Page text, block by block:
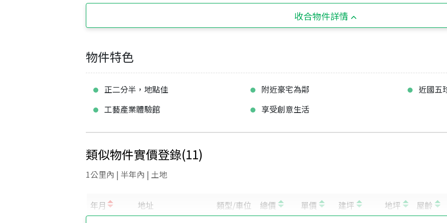
收合物件詳情
物件特色
正二分半，地點佳 附近豪宅為鄰
近國五
工藝產業體驗館
享受創意生活
類似物件實價登錄(11)
1公里內 | 半年內 | 土地